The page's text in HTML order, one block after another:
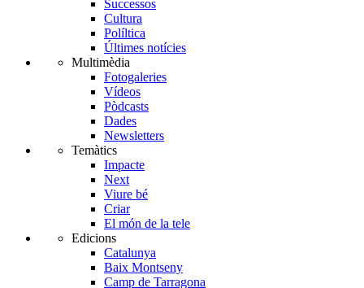
Successos
Cultura
Políltica
Últimes notícies
Multimèdia
Fotogaleries
Vídeos
Pòdcasts
Dades
Newsletters
Temàtics
Impacte
Next
Viure bé
Criar
El món de la tele
Edicions
Catalunya
Baix Montseny
Camp de Tarragona